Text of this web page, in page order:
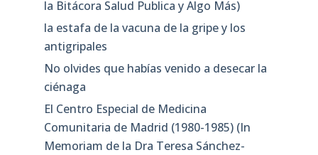
la Bitácora Salud Publica y Algo Más)
la estafa de la vacuna de la gripe y los
antigripales
No olvides que habías venido a desecar la
ciénaga
El Centro Especial de Medicina
Comunitaria de Madrid (1980-1985) (In
Memoriam de la Dra Teresa Sánchez-